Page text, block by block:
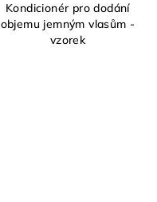
Kondicionér pro dodání
objemu jemným vlasům -
vzorek